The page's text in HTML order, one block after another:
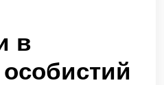
в
особистий